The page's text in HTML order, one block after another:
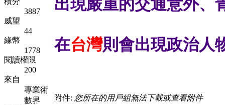
3887
威望
44
緣幣
1778
閱讀權限
200
來自
專業術
數界
出現嚴重的交通意外、
在台灣則會出現政治人
附件: 您所在的用戶組無法下載或查看附件